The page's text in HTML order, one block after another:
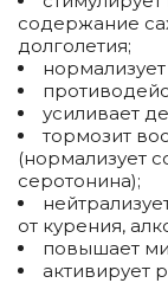
содержание
долголетия;
усиливает
тормозит
(нормализует
серотонина);
от курения,
повышает
активирует